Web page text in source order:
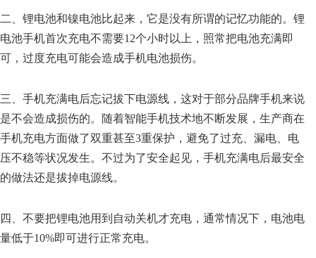
二、锂电池和镍电池比起来，它是没有所谓的记忆功能的。锂
电池手机首次充电不需要12个小时以上，照常把电池充满即
可，过度充电可能会造成手机电池损伤。
三、手机充满电后忘记拔下电源线，这对于部分品牌手机来说
是不会造成损伤的。随着智能手机技术地不断发展，生产商在
手机充电方面做了双重甚至3重保护，避免了过充、漏电、电
压不稳等状况发生。不过为了安全起见，手机充满电后最安全
的做法还是拔掉电源线。
四、不要把锂电池用到自动关机才充电，通常情况下，电池电
量低于10%即可进行正常充电。